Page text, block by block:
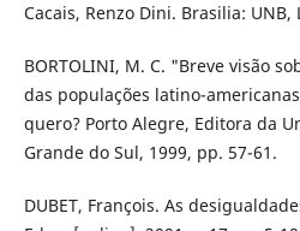
Cacais, Renzo Dini. Brasilia: UNB,
BORTOLINI, M. C. "Breve visão
das populações latino-
quero? Porto Alegre, Editora da
Grande do Sul, 1999, pp. 57-61.
DUBET, François. As